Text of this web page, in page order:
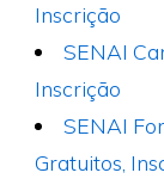
Inscrição
SENAI
Inscrição
SENAI
Gratuitos,